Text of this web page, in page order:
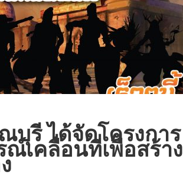
บุรี ได้จัดโครงการ
เคลื่อนที่เพื่อสร้าง